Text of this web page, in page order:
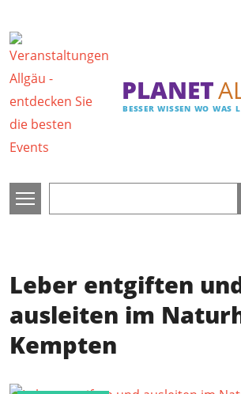
PLANET
BESSER WISSEN WO WAS
Leber entgiften
ausleiten im
Kempten